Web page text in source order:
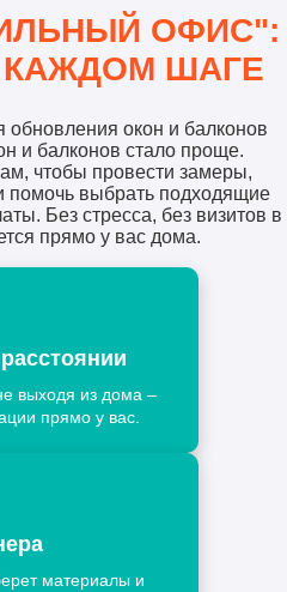
ОФИС":
КАЖДОМ ШАГЕ
окон и балконов
и балконов стало проще.
чтобы провести замеры,
помочь выбрать подходящие
Без стресса, без визитов в
прямо у вас дома.
выходя из дома –
прямо у вас.
материалы и